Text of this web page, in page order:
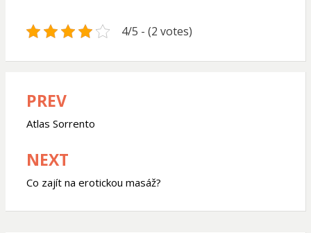
4/5 - (2 votes)
Navigace
pro
příspěvek
PREV
Atlas Sorrento
NEXT
Co zajít na erotickou masáž?